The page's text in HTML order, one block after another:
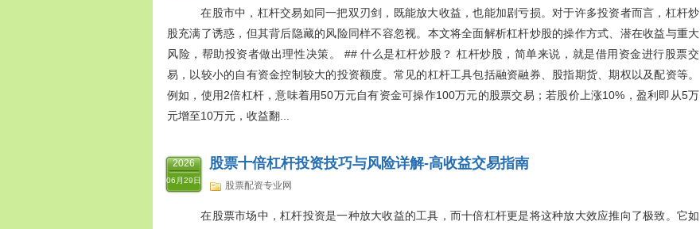
在股市中，杠杆交易如同一把双刃剑，既能放大收益，也能加剧亏损。对于许多投资者而言，杠杆炒
股充满了诱惑，但其背后隐藏的风险同样不容忽视。本文将全面解析杠杆炒股的操作方式、潜在收益与重大
风险，帮助投资者做出理性决策。 ## 什么是杠杆炒股？ 杠杆炒股，简单来说，就是借用资金进行股票交
易，以较小的自有资金控制较大的投资额度。常见的杠杆工具包括融资融券、股指期货、期权以及配资等。
例如，使用2倍杠杆，意味着用50万元自有资金可操作100万元的股票交易；若股价上涨10%，盈利即从5万
元增至10万元，收益翻...
2026
06月29日
股票十倍杠杆投资技巧与风险详解-高收益交易指南
股票配资专业网
在股票市场中，杠杆投资是一种放大收益的工具，而十倍杠杆更是将这种放大效应推向了极致。它如